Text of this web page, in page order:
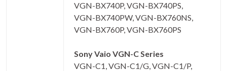
VGN-BX740P, VGN-BX740PS,
VGN-BX740PW, VGN-BX760NS,
VGN-BX760P, VGN-BX760PS
Sony Vaio VGN-C Series
VGN-C1, VGN-C1/G, VGN-C1/P,